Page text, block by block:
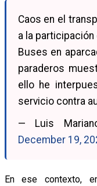
Caos en el
a la
Buses en
paraderos
ello he
servicio contra
— Luis
December 19,
En ese contexto,